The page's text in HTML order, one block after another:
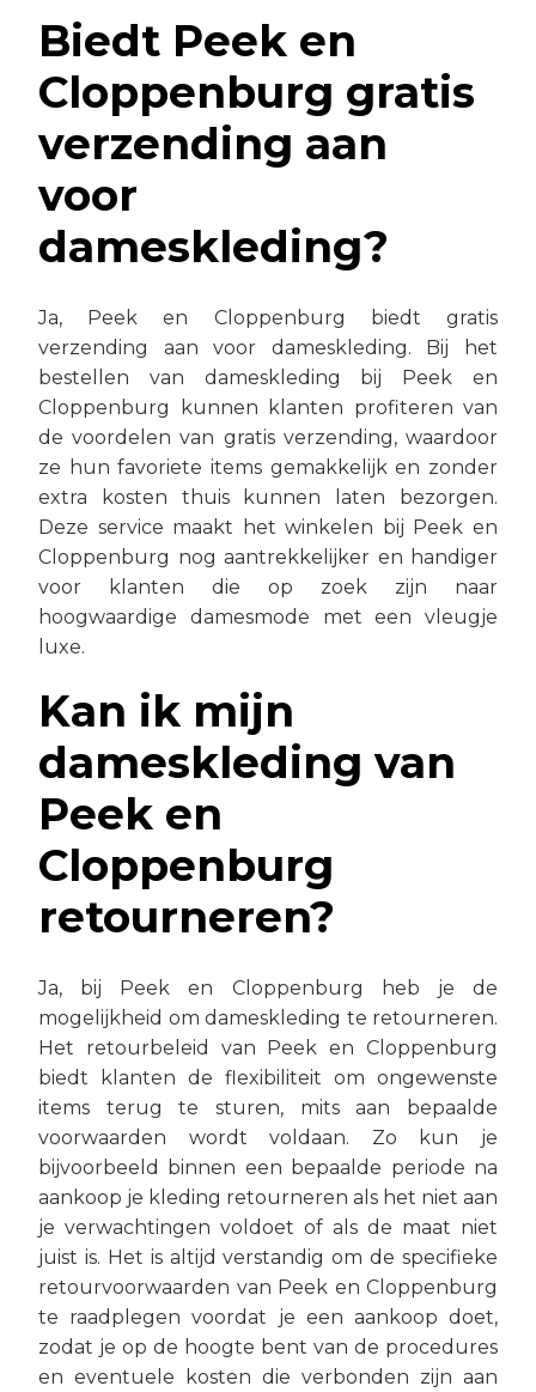
Biedt Peek en
Cloppenburg gratis
verzending aan
voor
dameskleding?
Ja, Peek en Cloppenburg biedt gratis
verzending aan voor dameskleding. Bij het
bestellen van dameskleding bij Peek en
Cloppenburg kunnen klanten profiteren van
de voordelen van gratis verzending, waardoor
ze hun favoriete items gemakkelijk en zonder
extra kosten thuis kunnen laten bezorgen.
Deze service maakt het winkelen bij Peek en
Cloppenburg nog aantrekkelijker en handiger
voor klanten die op zoek zijn naar
hoogwaardige damesmode met een vleugje
luxe.
Kan ik mijn
dameskleding van
Peek en
Cloppenburg
retourneren?
Ja, bij Peek en Cloppenburg heb je de
mogelijkheid om dameskleding te retourneren.
Het retourbeleid van Peek en Cloppenburg
biedt klanten de flexibiliteit om ongewenste
items terug te sturen, mits aan bepaalde
voorwaarden wordt voldaan. Zo kun je
bijvoorbeeld binnen een bepaalde periode na
aankoop je kleding retourneren als het niet aan
je verwachtingen voldoet of als de maat niet
juist is. Het is altijd verstandig om de specifieke
retourvoorwaarden van Peek en Cloppenburg
te raadplegen voordat je een aankoop doet,
zodat je op de hoogte bent van de procedures
en eventuele kosten die verbonden zijn aan